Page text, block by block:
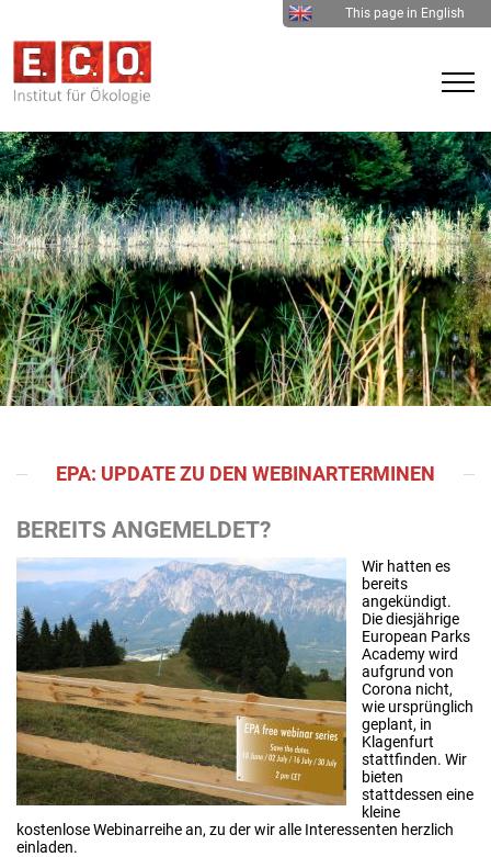
This page in English
EPA: UPDATE ZU DEN WEBINARTERMINEN
BEREITS ANGEMELDET?
Wir hatten es
bereits
angekündigt.
Die diesjährige
European Parks
Academy wird
aufgrund von
Corona nicht,
wie ursprünglich
geplant, in
Klagenfurt
stattfinden. Wir
bieten
stattdessen eine
kleine
kostenlose Webinarreihe an, zu der wir alle Interessenten herzlich
einladen.